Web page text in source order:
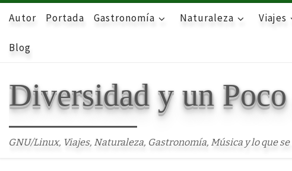
Skip to content
Autor Portada Gastronomía Naturaleza Viajes
Blog
Diversidad y un
GNU/Linux, Viajes, Naturaleza, Gastronomía, Música y lo que